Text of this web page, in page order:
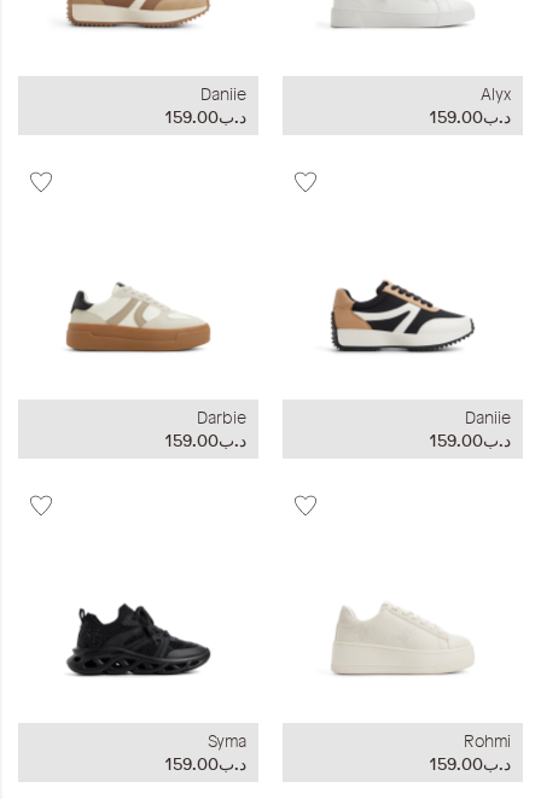
Alyx
د.ب159.00
Daniie
د.ب159.00
Daniie
د.ب159.00
Darbie
د.ب159.00
Rohmi
د.ب159.00
Syma
د.ب159.00